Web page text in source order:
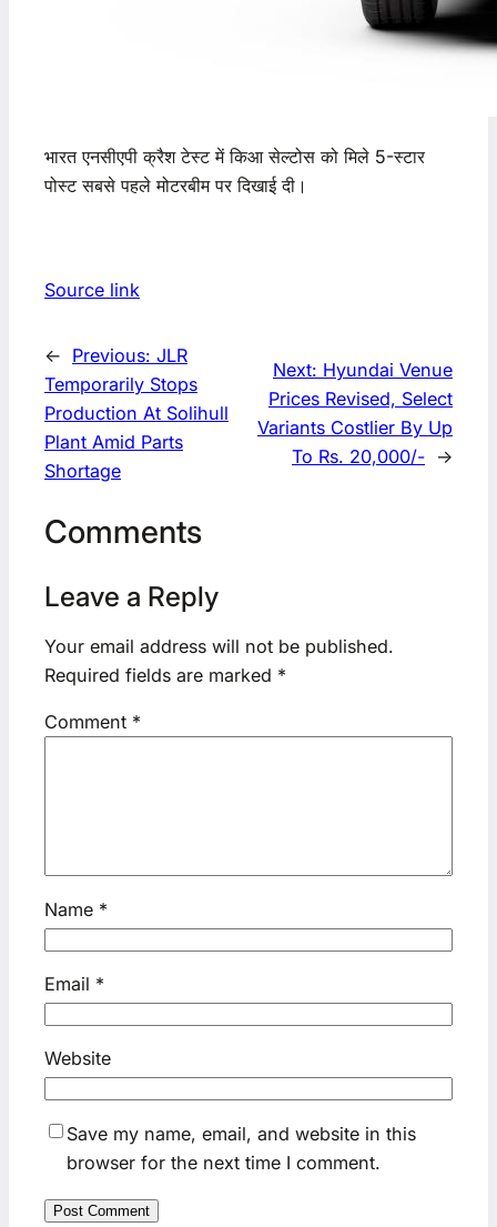
भारत एनसीएपी क्रैश टेस्ट में किआ सेल्टोस को मिले 5-स्टार
पोस्ट सबसे पहले मोटरबीम पर दिखाई दी।
Source link
← Previous: JLR
Temporarily Stops
Production At Solihull
Plant Amid Parts
Shortage
Next: Hyundai Venue
Prices Revised, Select
Variants Costlier By Up
To Rs. 20,000/- →
Comments
Leave a Reply
Your email address will not be published.
Required fields are marked *
Comment *
Name *
Email *
Website
Save my name, email, and website in this
browser for the next time I comment.